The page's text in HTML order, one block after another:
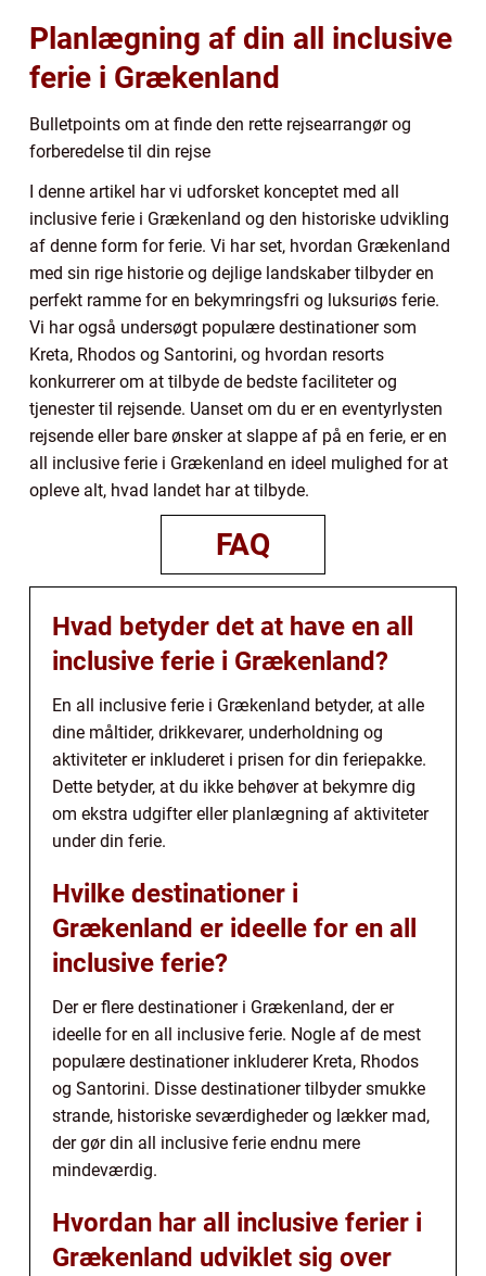
Planlægning af din all inclusive
ferie i Grækenland
Bulletpoints om at finde den rette rejsearrangør og
forberedelse til din rejse
I denne artikel har vi udforsket konceptet med all
inclusive ferie i Grækenland og den historiske udvikling
af denne form for ferie. Vi har set, hvordan Grækenland
med sin rige historie og dejlige landskaber tilbyder en
perfekt ramme for en bekymringsfri og luksuriøs ferie.
Vi har også undersøgt populære destinationer som
Kreta, Rhodos og Santorini, og hvordan resorts
konkurrerer om at tilbyde de bedste faciliteter og
tjenester til rejsende. Uanset om du er en eventyrlysten
rejsende eller bare ønsker at slappe af på en ferie, er en
all inclusive ferie i Grækenland en ideel mulighed for at
opleve alt, hvad landet har at tilbyde.
FAQ
Hvad betyder det at have en all
inclusive ferie i Grækenland?
En all inclusive ferie i Grækenland betyder, at alle
dine måltider, drikkevarer, underholdning og
aktiviteter er inkluderet i prisen for din feriepakke.
Dette betyder, at du ikke behøver at bekymre dig
om ekstra udgifter eller planlægning af aktiviteter
under din ferie.
Hvilke destinationer i
Grækenland er ideelle for en all
inclusive ferie?
Der er flere destinationer i Grækenland, der er
ideelle for en all inclusive ferie. Nogle af de mest
populære destinationer inkluderer Kreta, Rhodos
og Santorini. Disse destinationer tilbyder smukke
strande, historiske seværdigheder og lækker mad,
der gør din all inclusive ferie endnu mere
mindeværdig.
Hvordan har all inclusive ferier i
Grækenland udviklet sig over